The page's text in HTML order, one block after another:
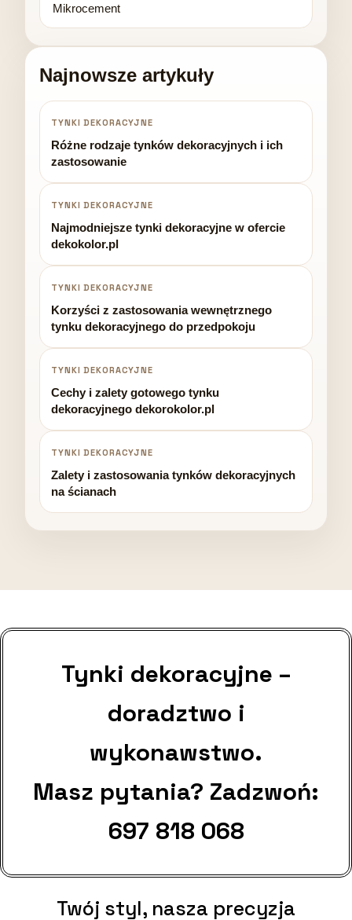
Mikrocement
Najnowsze artykuły
TYNKI DEKORACYJNE
Różne rodzaje tynków dekoracyjnych i ich
zastosowanie
TYNKI DEKORACYJNE
Najmodniejsze tynki dekoracyjne w ofercie
dekokolor.pl
TYNKI DEKORACYJNE
Korzyści z zastosowania wewnętrznego
tynku dekoracyjnego do przedpokoju
TYNKI DEKORACYJNE
Cechy i zalety gotowego tynku
dekoracyjnego dekorokolor.pl
TYNKI DEKORACYJNE
Zalety i zastosowania tynków dekoracyjnych
na ścianach
Tynki dekoracyjne –
doradztwo i
wykonawstwo.
Masz pytania? Zadzwoń:
697 818 068
Twój styl, nasza precyzja